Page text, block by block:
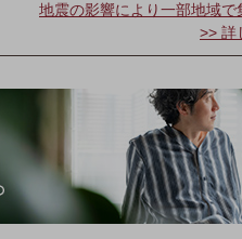
地震の影響により一部地域で
>> 詳